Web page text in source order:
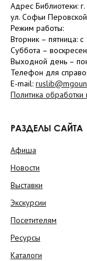
Адрес Библиотеки:
ул. Софьи
Режим работы:
Вторник – пятница:
Суббота – в
Выходной день –
Телефон для
E-mail:
Политика
РАЗДЕЛЫ САЙТА
Афиша
Новости
Выставки
Экскурсии
Посетителям
Ресурсы
Каталоги